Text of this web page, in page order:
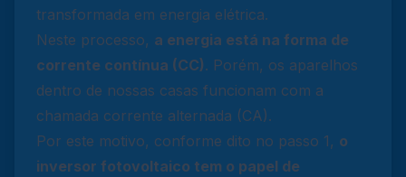
transformada em energia elétrica.
Neste processo, a energia está na forma de
corrente contínua (CC). Porém, os aparelhos
dentro de nossas casas funcionam com a
chamada corrente alternada (CA).
Por este motivo, conforme dito no passo 1, o
inversor fotovoltaico tem o papel de